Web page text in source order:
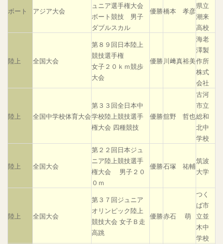
ボート アジア大会
ュニア選手権大会
ボート競技 男子
ダブルスカル
優勝橋本 孝彦
県立
潮来
高校
陸上 全国大会
第８９回日本陸上
競技選手権
女子２０ｋｍ競歩
大会
優勝 川﨑真裕美
海老
澤製
作所
株式
会社
陸上 全国中学校体育大会
第３３回全日本中
学校陸上競技選手
権大会 四種競技
優勝舘野 哲也
古河
市立
総和
北中
学校
陸上 全国大会
第２２回日本ジュ
ニア陸上競技選手
権大会 男子２０
０ｍ
優勝石塚 祐輔
筑波
大学
陸上 全国大会
第３７回ジュニア
オリンピック陸上
競技大会 女子Ｂ走
高跳
優勝赤石 萌
つく
ば市
立並
木中
学校